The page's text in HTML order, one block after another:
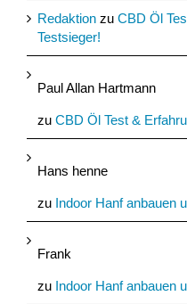
Redaktion zu CBD Öl
Testsieger!
Paul Allan Hartmann
zu CBD Öl Test &
Hans henne
zu Indoor Hanf anbauen
Frank
zu Indoor Hanf anbauen